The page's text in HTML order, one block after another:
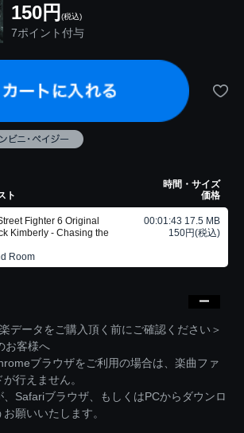
150円 (税込)
7ポイント付与
ト
時間・サイズ
価格
Fighter 6 Original
Kimberly - Chasing the
Room
00:01:43 17.5 MB
150円(税込)
ータをご購入頂く前にご確認ください＞
お客様へ
ブラウザをご利用の場合は、楽曲ファ
行えません。
Safariブラウザ、もしくはPCからダウンロ
願いいたします。